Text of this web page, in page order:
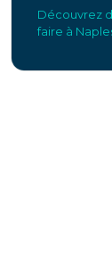
Découvrez
faire à